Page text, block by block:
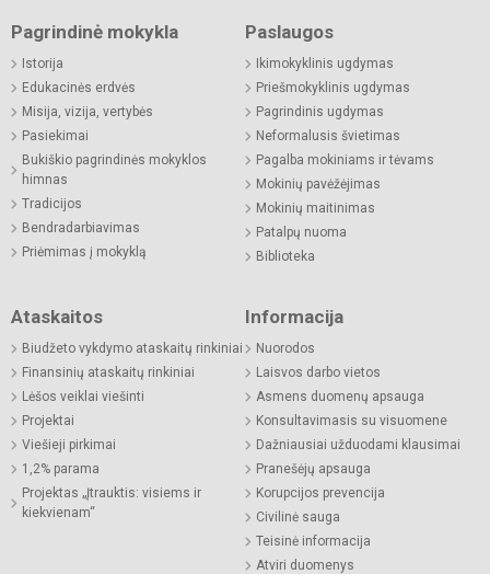
Pagrindinė mokykla
Istorija
Edukacinės erdvės
Misija, vizija, vertybės
Pasiekimai
Bukiškio pagrindinės mokyklos
himnas
Tradicijos
Bendradarbiavimas
Priėmimas į mokyklą
Paslaugos
Ikimokyklinis ugdymas
Priešmokyklinis ugdymas
Pagrindinis ugdymas
Neformalusis švietimas
Pagalba mokiniams ir tėvams
Mokinių pavėžėjimas
Mokinių maitinimas
Patalpų nuoma
Biblioteka
Ataskaitos
Biudžeto vykdymo ataskaitų rinkiniai
Finansinių ataskaitų rinkiniai
Lėšos veiklai viešinti
Projektai
Viešieji pirkimai
1,2% parama
Projektas „Įtrauktis: visiems ir
kiekvienam“
Informacija
Nuorodos
Laisvos darbo vietos
Asmens duomenų apsauga
Konsultavimasis su visuomene
Dažniausiai užduodami klausimai
Pranešėjų apsauga
Korupcijos prevencija
Civilinė sauga
Teisinė informacija
Atviri duomenys